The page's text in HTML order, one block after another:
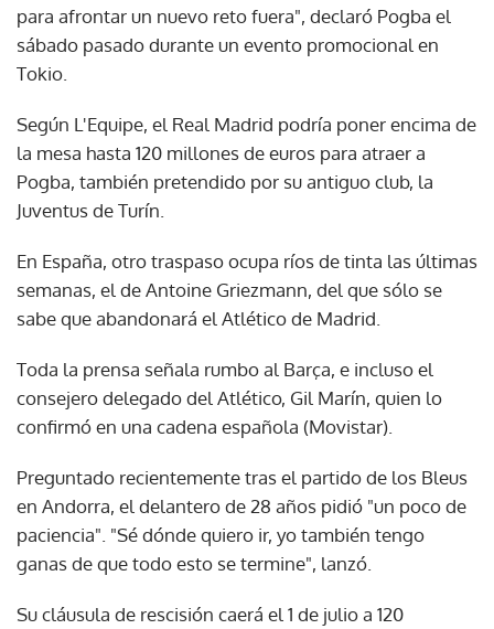
para afrontar un nuevo reto fuera", declaró Pogba el
sábado pasado durante un evento promocional en
Tokio.
Según L'Equipe, el Real Madrid podría poner encima de
la mesa hasta 120 millones de euros para atraer a
Pogba, también pretendido por su antiguo club, la
Juventus de Turín.
En España, otro traspaso ocupa ríos de tinta las últimas
semanas, el de Antoine Griezmann, del que sólo se
sabe que abandonará el Atlético de Madrid.
Toda la prensa señala rumbo al Barça, e incluso el
consejero delegado del Atlético, Gil Marín, quien lo
confirmó en una cadena española (Movistar).
Preguntado recientemente tras el partido de los Bleus
en Andorra, el delantero de 28 años pidió "un poco de
paciencia". "Sé dónde quiero ir, yo también tengo
ganas de que todo esto se termine", lanzó.
Su cláusula de rescisión caerá el 1 de julio a 120